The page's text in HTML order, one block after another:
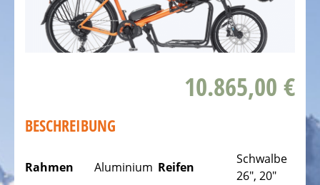
DAS
FAHRRAD
Gravel
10.865,00 €
BESCHREIBUNG
Rahmen Aluminium Reifen
Schwalbe
26", 20"